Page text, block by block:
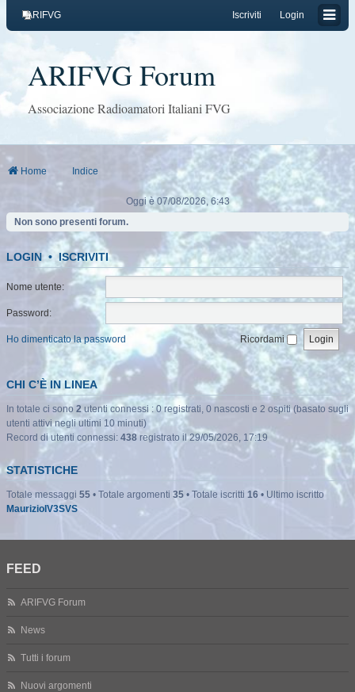
Login
Iscriviti
ARIFVG
ARIFVG Forum
Associazione Radioamatori Italiani FVG
Home Indice
Oggi è 07/08/2026, 6:43
Non sono presenti forum.
LOGIN •ISCRIVITI
Nome utente:
Password:
Ho dimenticato la password Ricordami
CHI C’È IN LINEA
In totale ci sono 2utenti connessi : 0 registrati, 0 nascosti e 2 ospiti (basato sugli
utenti attivi negli ultimi 10 minuti)
Record di utenti connessi: 438 registrato il 29/05/2026, 17:19
STATISTICHE
Totale messaggi 55 • Totale argomenti 35 • Totale iscritti 16 • Ultimo iscritto
MaurizioIV3SVS
FEED
ARIFVG Forum
News
Tutti i forum
Nuovi argomenti